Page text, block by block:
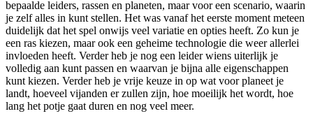
bepaalde leiders, rassen en planeten, maar voor een scenario, waarin
je zelf alles in kunt stellen. Het was vanaf het eerste moment meteen
duidelijk dat het spel onwijs veel variatie en opties heeft. Zo kun je
een ras kiezen, maar ook een geheime technologie die weer allerlei
invloeden heeft. Verder heb je nog een leider wiens uiterlijk je
volledig aan kunt passen en waarvan je bijna alle eigenschappen
kunt kiezen. Verder heb je vrije keuze in op wat voor planeet je
landt, hoeveel vijanden er zullen zijn, hoe moeilijk het wordt, hoe
lang het potje gaat duren en nog veel meer.